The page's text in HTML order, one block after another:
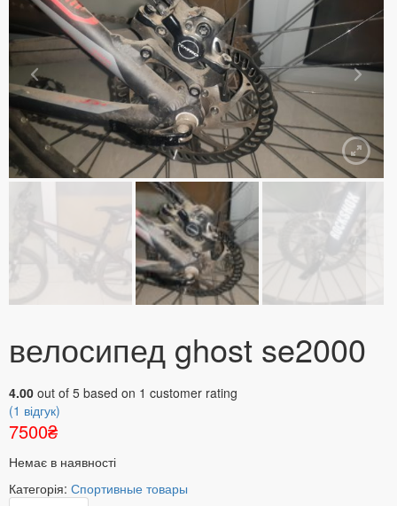
велосипед ghost se2000
4.00 out of 5 based on 1 customer rating
(1 відгук)
7500₴
Немає в наявності
Категорія: Спортивные товары